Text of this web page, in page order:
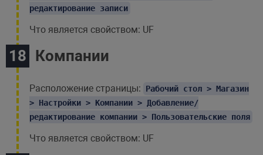
редактирование записи
Что является свойством: UF
Компании
Расположение страницы:
Рабочий стол > Магазин
> Настройки > Компании > Добавление/
редактирование компании > Пользовательские поля
Что является свойством: UF